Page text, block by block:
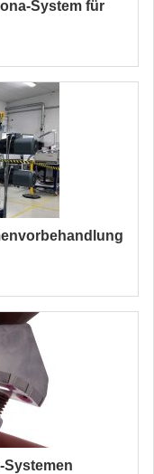
System für